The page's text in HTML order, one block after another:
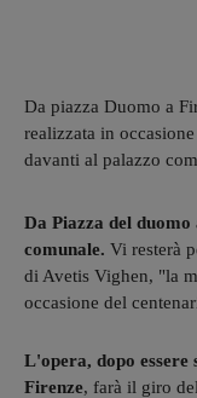
Da piazza Duomo a
realizzata in
davanti al palazzo
Da Piazza del
comunale. Vi resterà
di Avetis Vighen, "la
occasione del
L'opera, dopo essere
Firenze, farà il giro